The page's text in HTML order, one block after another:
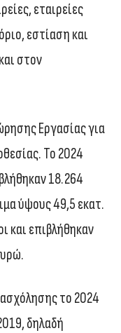
εταιρείες
εστίαση και
στον
Εργασίας για
Το 2024
18.264
ύψους 49,5 εκατ.
και επιβλήθηκαν
το 2024
δηλαδή